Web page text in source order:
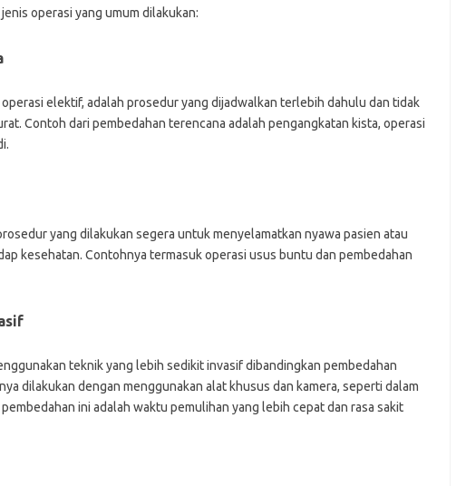
operasi yang umum dilakukan:
elektif, adalah prosedur yang dijadwalkan terlebih dahulu dan tidak
Contoh dari pembedahan terencana adalah pengangkatan kista, operasi
yang dilakukan segera untuk menyelamatkan nyawa pasien atau
kesehatan. Contohnya termasuk operasi usus buntu dan pembedahan
teknik yang lebih sedikit invasif dibandingkan pembedahan
dilakukan dengan menggunakan alat khusus dan kamera, seperti dalam
ini adalah waktu pemulihan yang lebih cepat dan rasa sakit